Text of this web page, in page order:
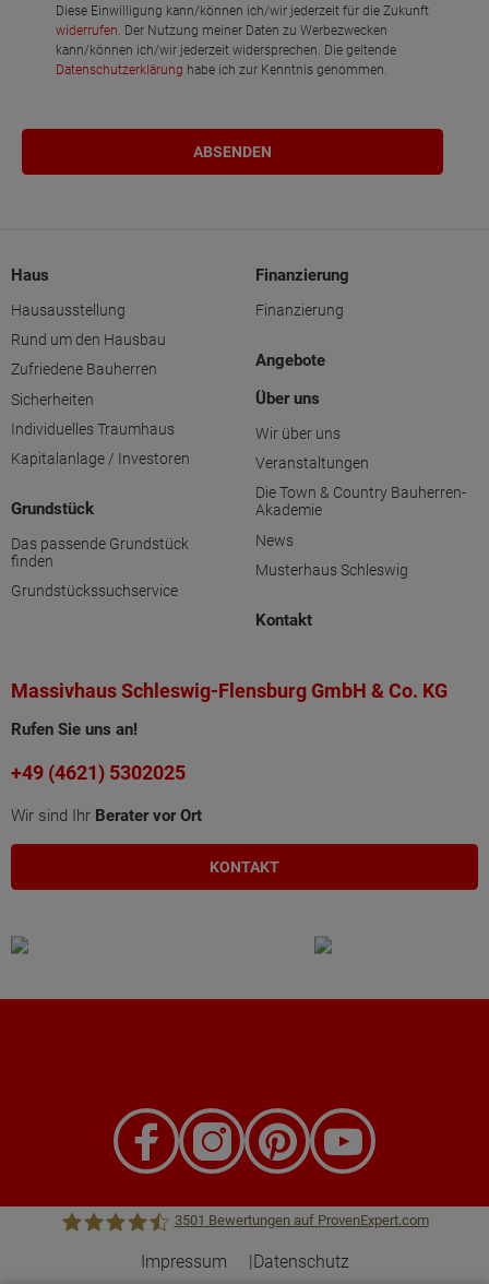
Diese Einwilligung kann/können ich/wir jederzeit für die Zukunft
widerrufen. Der Nutzung meiner Daten zu Werbezwecken
kann/können ich/wir jederzeit widersprechen. Die geltende
Datenschutzerklärung habe ich zur Kenntnis genommen.
Haus
Hausausstellung
Rund um den Hausbau
Zufriedene Bauherren
Sicherheiten
Individuelles Traumhaus
Kapitalanlage / Investoren
Grundstück
Das passende Grundstück
finden
Grundstückssuchservice
Finanzierung
Finanzierung
Angebote
Über uns
Wir über uns
Veranstaltungen
Die Town & Country Bauherren-
Akademie
News
Musterhaus Schleswig
Kontakt
Massivhaus Schleswig-Flensburg GmbH & Co. KG
Rufen Sie uns an!
+49 (4621) 5302025
Wir sind Ihr Berater vor Ort
KONTAKT
3501 Bewertungen auf ProvenExpert.com
Impressum Datenschutz